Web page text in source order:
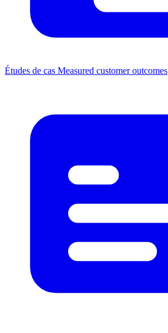
Études de cas Measured customer outcomes